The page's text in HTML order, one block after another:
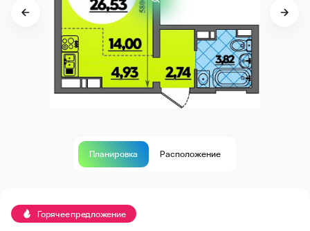
Планировка Расположение
Горячее предложение